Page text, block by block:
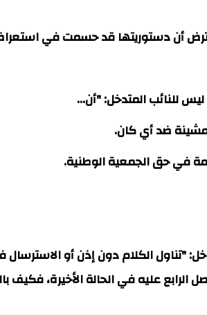
أن دستوريتها قد حسمت في
ضد أي كان.
في حق الجمعية الوطنية.
"تناول الكلام دون إذن أو
الرابع عليه في الحالة الأخيرة،